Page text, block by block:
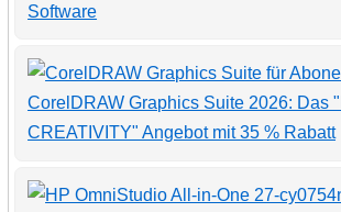
Software
CorelDRAW Graphics Suite 2026: Das
CREATIVITY" Angebot mit 35 % Rabatt